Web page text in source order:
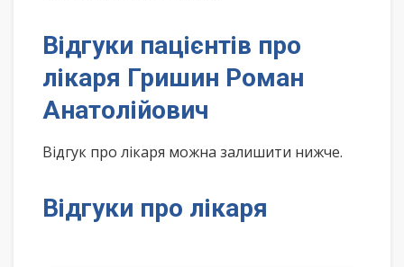
Відгуки пацієнтів про
лікаря Гришин Роман
Анатолійович
Відгук про лікаря можна залишити нижче.
Відгуки про лікаря